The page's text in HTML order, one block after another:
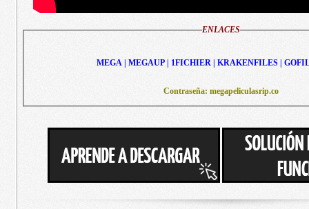
ENLACES
MEGA | MEGAUP | 1FICHIER | KRAKENFILES |
Contraseña: megapeliculasrip.co